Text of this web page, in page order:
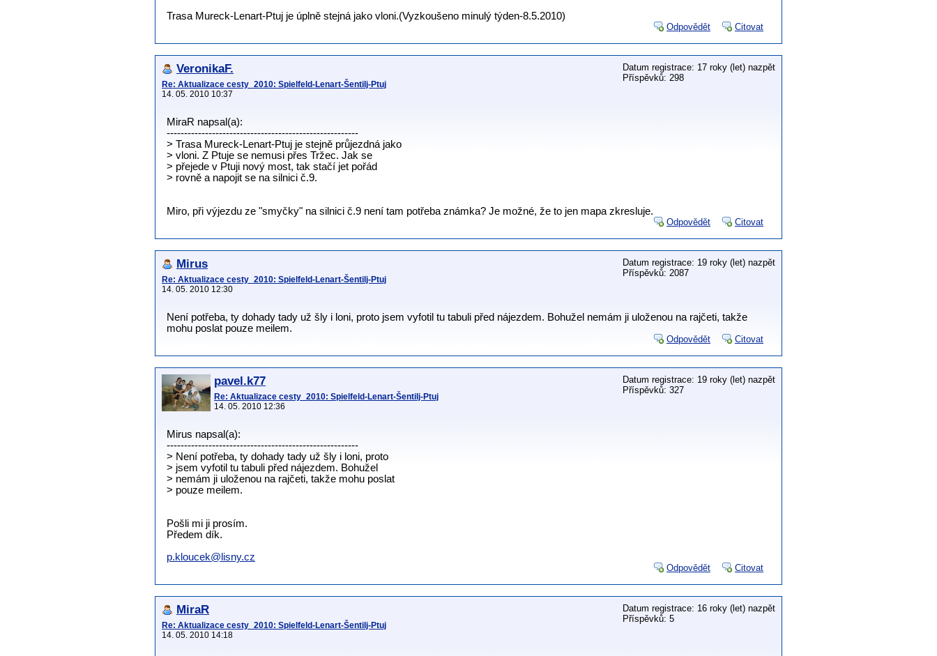
Trasa Mureck-Lenart-Ptuj je úplně stejná jako vloni.(Vyzkoušeno minulý týden-8.5.2010)
Odpovědět Citovat
VeronikaF.
Re: Aktualizace cesty_2010: Spielfeld-Lenart-Šentilj-Ptuj
14. 05. 2010 10:37
Datum registrace: 17 roky (let) nazpět
Příspěvků: 298
MiraR napsal(a):
-------------------------------------------------------
> Trasa Mureck-Lenart-Ptuj je stejně průjezdná jako
> vloni. Z Ptuje se nemusi přes Tržec. Jak se
> přejede v Ptuji nový most, tak stačí jet pořád
> rovně a napojit se na silnici č.9.
Miro, při výjezdu ze "smyčky" na silnici č.9 není tam potřeba známka? Je možné, že to jen mapa zkresluje.
Odpovědět Citovat
Mirus
Re: Aktualizace cesty_2010: Spielfeld-Lenart-Šentilj-Ptuj
14. 05. 2010 12:30
Datum registrace: 19 roky (let) nazpět
Příspěvků: 2087
Není potřeba, ty dohady tady už šly i loni, proto jsem vyfotil tu tabuli před nájezdem. Bohužel nemám ji uloženou na rajčeti, takže
mohu poslat pouze meilem.
Odpovědět Citovat
pavel.k77
Re: Aktualizace cesty_2010: Spielfeld-Lenart-Šentilj-Ptuj
14. 05. 2010 12:36
Datum registrace: 19 roky (let) nazpět
Příspěvků: 327
Mirus napsal(a):
-------------------------------------------------------
> Není potřeba, ty dohady tady už šly i loni, proto
> jsem vyfotil tu tabuli před nájezdem. Bohužel
> nemám ji uloženou na rajčeti, takže mohu poslat
> pouze meilem.
Pošli mi ji prosím.
Předem dík.
p.kloucek@lisny.cz
Odpovědět Citovat
MiraR
Re: Aktualizace cesty_2010: Spielfeld-Lenart-Šentilj-Ptuj
14. 05. 2010 14:18
Datum registrace: 16 roky (let) nazpět
Příspěvků: 5